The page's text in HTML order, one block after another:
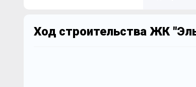
Ход строительства ЖК